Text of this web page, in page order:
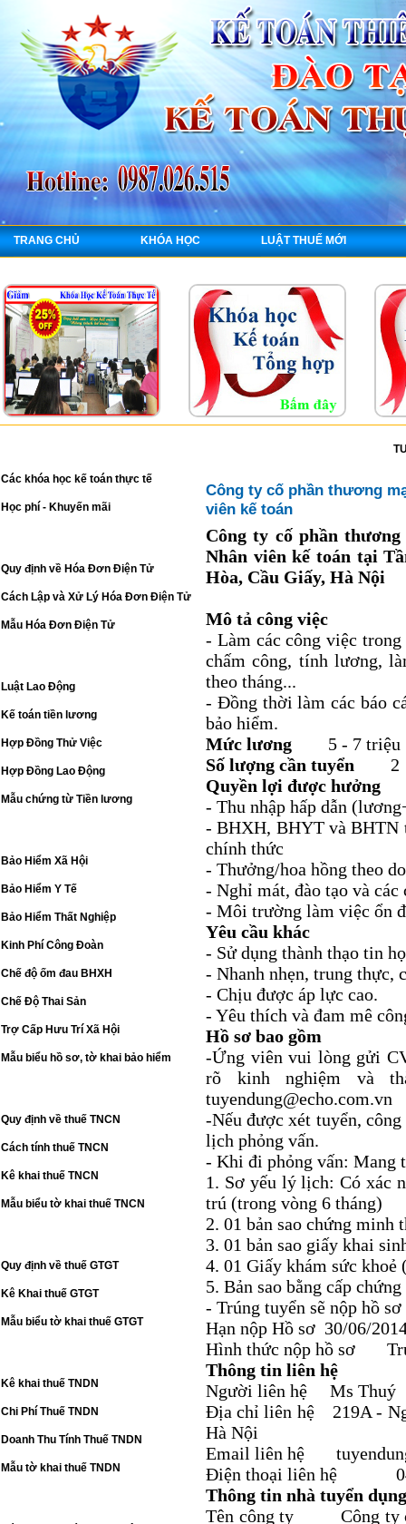
TRANG CHỦ KHÓA HỌC LUẬT THUẾ MỚI
Các khóa học kế toán thực tế
Học phí - Khuyến mãi
Quy định về Hóa Đơn Điện Tử
Cách Lập và Xử Lý Hóa Đơn Điện Tử
Mẫu Hóa Đơn Điện Tử
Luật Lao Động
Kế toán tiền lương
Hợp Đồng Thử Việc
Hợp Đồng Lao Động
Mẫu chứng từ Tiền lương
Bảo Hiểm Xã Hội
Bảo Hiểm Y Tế
Bảo Hiểm Thất Nghiệp
Kinh Phí Công Đoàn
Chế độ ốm đau BHXH
Chế Độ Thai Sản
Trợ Cấp Hưu Trí Xã Hội
Mẫu biểu hồ sơ, tờ khai bảo hiểm
Quy định về thuế TNCN
Cách tính thuế TNCN
Kê khai thuế TNCN
Mẫu biểu tờ khai thuế TNCN
Quy định về thuế GTGT
Kê Khai thuế GTGT
Mẫu biểu tờ khai thuế GTGT
Kê khai thuế TNDN
Chi Phí Thuế TNDN
Doanh Thu Tính Thuế TNDN
Mẫu tờ khai thuế TNDN
Công ty cố phần thương
viên kế toán
Công ty cố phần
Nhân viên kế toán tại
Hòa, Cầu Giấy, Hà Nội
Mô tả công việc
- Làm các công việc
chấm công, tính lương,
theo tháng...
- Đồng thời làm các báo
bảo hiểm.
Mức lương 5 - 7
Số lượng cần tuyển 2
Quyền lợi được hưởng
- Thu nhập hấp dẫn
- BHXH, BHYT và BHTN
chính thức
- Thưởng/hoa hồng theo
- Nghỉ mát, đào tạo và
- Môi trường làm việc ổn
Yêu cầu khác
- Sử dụng thành thạo tin
- Nhanh nhẹn, trung thực,
- Chịu được áp lực cao.
- Yêu thích và đam mê
Hồ sơ bao gồm
-Ứng viên vui lòng gửi
rõ kinh nghiệm và
tuyendung@echo.com.vn
-Nếu được xét tuyển,
lịch phỏng vấn.
- Khi đi phỏng vấn: Mang
1. Sơ yếu lý lịch: Có xác
trú (trong vòng 6 tháng)
2. 01 bản sao chứng minh
3. 01 bản sao giấy khai
4. 01 Giấy khám sức khoẻ
5. Bản sao bằng cấp
- Trúng tuyển sẽ nộp hồ sơ
Hạn nộp Hồ sơ 30/06/
Hình thức nộp hồ
Thông tin liên hệ
Người liên hệ Ms Thuý
Địa chỉ liên hệ 219A -
Hà Nội
Email liên hệ
Điện thoại liên hệ 04
Thông tin nhà tuyển dụng
Tên công ty Công ty cố